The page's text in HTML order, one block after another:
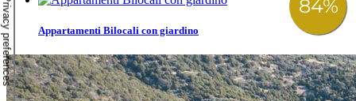
Appartamenti Bilocali con giardino